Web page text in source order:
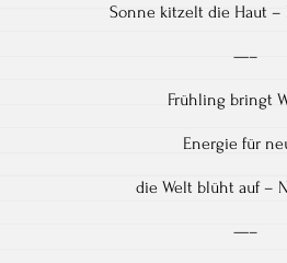
Sonne kitzelt die Haut –
—–
Frühling bringt
Energie für
die Welt blüht auf –
—–